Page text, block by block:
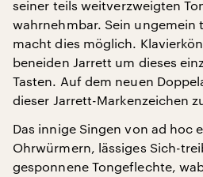
seiner teils weitverzweigten
wahrnehmbar. Sein ungemein
macht dies möglich.
beneiden Jarrett um dieses
Tasten. Auf dem neuen
dieser Jarrett-Markenzeichen
Das innige Singen von ad hoc
Ohrwürmern, lässiges Sich-
gesponnene Tongeflechte,